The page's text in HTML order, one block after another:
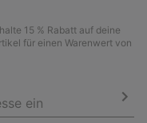
15 % Rabatt auf deine
für einen Warenwert von